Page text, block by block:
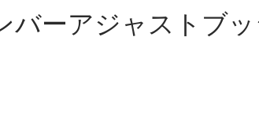
バーアジャストブ